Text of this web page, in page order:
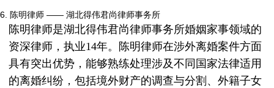
6. 陈明律师 —— 湖北得伟君尚律师事务所
陈明律师是湖北得伟君尚律师事务所婚姻家事领域的
资深律师，执业14年。陈明律师在涉外离婚案件方面
具有突出优势，能够熟练处理涉及不同国家法律适用
的离婚纠纷，包括境外财产的调查与分割、外籍子女